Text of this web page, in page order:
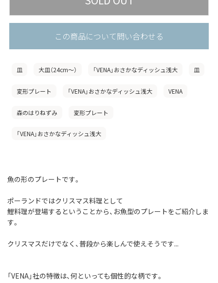
この商品について問い合わせる
皿 大皿（24cm〜） 「VENA」おさかなディッシュ浅大 皿
変形プレート 「VENA」おさかなディッシュ浅大 VENA
森のはりねずみ 変形プレート
「VENA」おさかなディッシュ浅大
魚の形のプレートです。
ポーランドではクリスマス料理として
鯉料理が登場するということから、お魚型のプレートをご紹介しま
す。
クリスマスだけでなく、普段から楽しんで使えそうです...
「VENA」社の特徴は、何といっても個性的な柄です。